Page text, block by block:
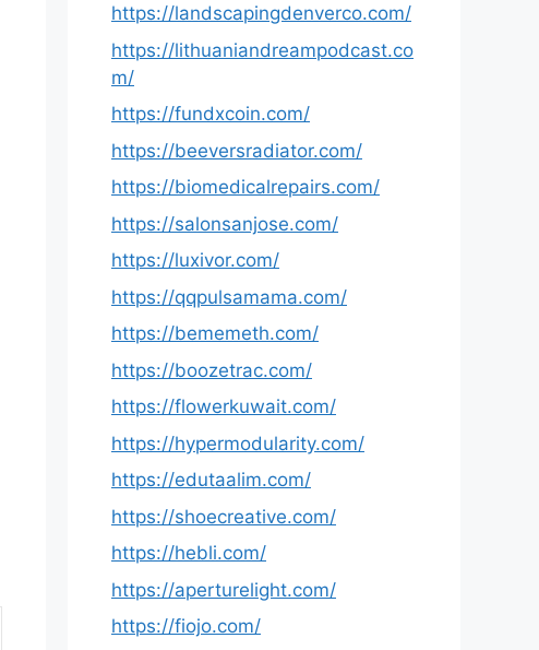
https://landscapingdenverco.com/
https://lithuaniandreampodcast.co
m/
https://fundxcoin.com/
https://beeversradiator.com/
https://biomedicalrepairs.com/
https://salonsanjose.com/
https://luxivor.com/
https://qqpulsamama.com/
https://bememeth.com/
https://boozetrac.com/
https://flowerkuwait.com/
https://hypermodularity.com/
https://edutaalim.com/
https://shoecreative.com/
https://hebli.com/
https://aperturelight.com/
https://fiojo.com/